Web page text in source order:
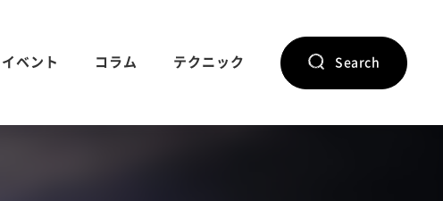
イベント コラム テクニック Search